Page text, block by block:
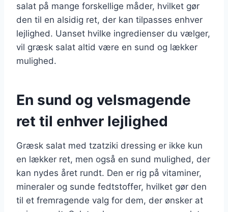
salat på mange forskellige måder, hvilket gør
den til en alsidig ret, der kan tilpasses enhver
lejlighed. Uanset hvilke ingredienser du vælger,
vil græsk salat altid være en sund og lækker
mulighed.
En sund og velsmagende
ret til enhver lejlighed
Græsk salat med tzatziki dressing er ikke kun
en lækker ret, men også en sund mulighed, der
kan nydes året rundt. Den er rig på vitaminer,
mineraler og sunde fedtstoffer, hvilket gør den
til et fremragende valg for dem, der ønsker at